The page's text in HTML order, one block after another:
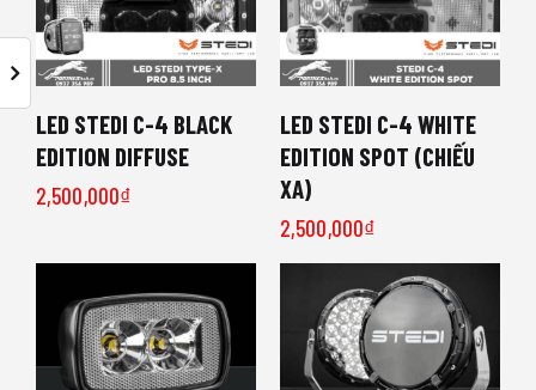
LED STEDI C-4 BLACK
EDITION DIFFUSE
2,500,000₫
LED STEDI C-4 WHITE
EDITION SPOT (CHIẾU
XA)
2,500,000₫